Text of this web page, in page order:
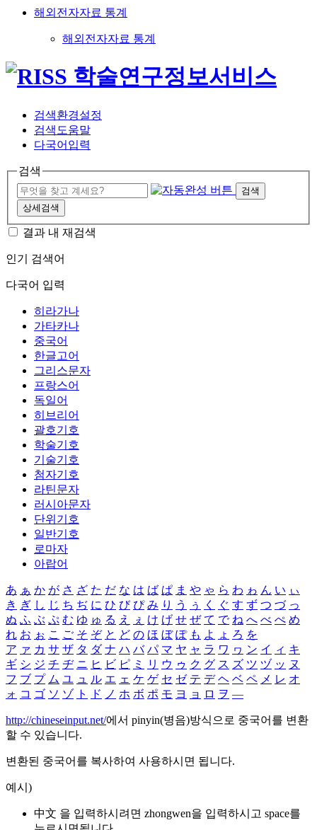
해외전자자료 통계
해외전자자료 통계
검색환경설정
검색도움말
다국어입력
검색
검색
상세검색
결과 내 재검색
인기 검색어
다국어 입력
히라가나
가타카나
중국어
한글고어
그리스문자
프랑스어
독일어
히브리어
괄호기호
학술기호
기술기호
첨자기호
라틴문자
러시아문자
단위기호
일반기호
로마자
아랍어
あ ぁ か が さ ざ た だ な は ば ぱ ま や ゃ ら わ ゎ ん い ぃ
き ぎ し じ ち ぢ に ひ び ぴ み り う ぅ く ぐ す ず つ づ っ
ぬ ふ ぶ ぷ む ゆ ゅ る え ぇ け げ せ ぜ て で ね へ べ ぺ め
れ お ぉ こ ご そ ぞ と ど の ほ ぼ ぽ も よ ょ ろ を
ア ァ カ サ ザ タ ダ ナ ハ バ パ マ ヤ ャ ラ ワ ヮ ン イ ィ キ
ギ シ ジ チ ヂ ニ ヒ ビ ピ ミ リ ウ ゥ ク グ ス ズ ツ ヅ ッ ヌ
フ ブ プ ム ユ ュ ル エ ェ ケ ゲ セ ゼ テ デ ヘ ベ ペ メ レ オ
ォ コ ゴ ソ ゾ ト ド ノ ホ ボ ポ モ ヨ ョ ロ ヲ ―
http://chineseinput.net/에서 pinyin(병음)방식으로 중국어를 변환
할 수 있습니다.
변환된 중국어를 복사하여 사용하시면 됩니다.
예시)
中文 을 입력하시려면 zhongwen을 입력하시고 space를